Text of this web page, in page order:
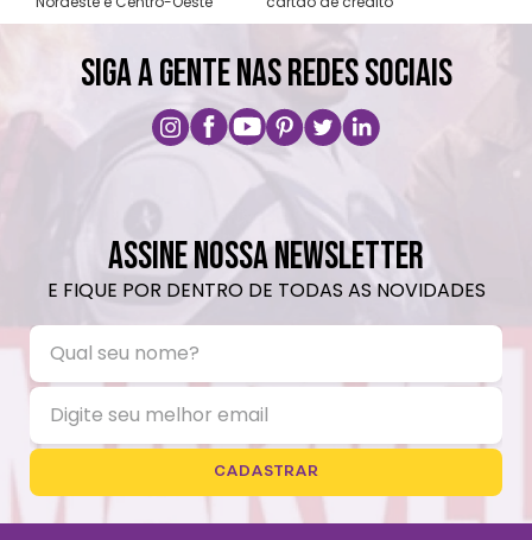
SIGA A GENTE NAS REDES SOCIAIS
ASSINE NOSSA NEWSLETTER
E FIQUE POR DENTRO DE TODAS AS NOVIDADES
CADASTRAR